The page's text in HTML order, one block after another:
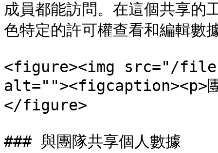
成員都能訪問。在這個共享的
色特定的許可權查看和編輯數
<figure><img src="/files/
alt=""><figcaption><p>
</figure>
### 與團隊共享個人數據